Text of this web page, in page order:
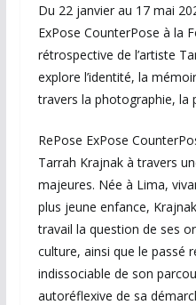
Du 22 janvier au 17 mai
ExPose CounterPose à la
rétrospective de l’artiste
explore l’identité, la
travers la photographie, la
RePose ExPose
Tarrah Krajnak à travers
majeures. Née à Lima,
plus jeune enfance,
travail la question de ses
culture, ainsi que le passé
indissociable de son
autoréflexive de sa